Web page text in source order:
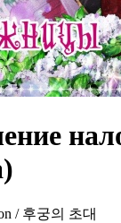
/ 후궁의 초대